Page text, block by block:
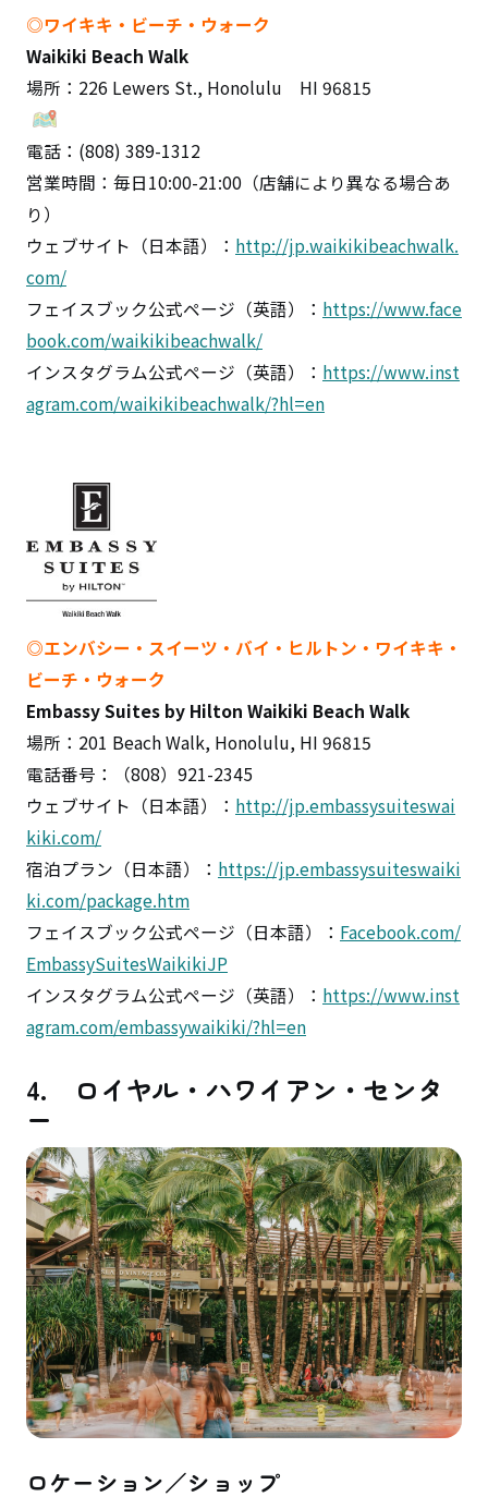
◎ワイキキ・ビーチ・ウォーク
Waikiki Beach Walk
場所：226 Lewers St., Honolulu HI 96815
電話：(808) 389-1312
営業時間：毎日10:00-21:00（店舗により異なる場合あ
り）
ウェブサイト（日本語）： http://jp.waikikibeachwalk.
com/
フェイスブック公式ページ（英語）： https://www.face
book.com/waikikibeachwalk/
インスタグラム公式ページ（英語）： https://www.inst
agram.com/waikikibeachwalk/?hl=en
◎エンバシー・スイーツ・バイ・ヒルトン・ワイキキ・
ビーチ・ウォーク
Embassy Suites by Hilton Waikiki Beach Walk
場所：201 Beach Walk, Honolulu, HI 96815
電話番号：（808）921-2345
ウェブサイト（日本語）： http://jp.embassysuiteswai
kiki.com/
宿泊プラン（日本語）： https://jp.embassysuiteswaiki
ki.com/package.htm
フェイスブック公式ページ（日本語）： Facebook.com/
EmbassySuitesWaikikiJP
インスタグラム公式ページ（英語）： https://www.inst
agram.com/embassywaikiki/?hl=en
4. ロイヤル・ハワイアン・センタ
ー
ロケーション／ショップ